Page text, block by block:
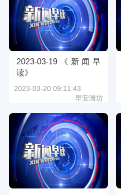
2023-03-19《新闻早
读》
2023-03-20 09:11:43
早安潍坊